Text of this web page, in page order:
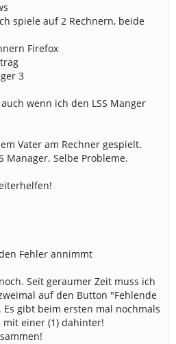
spiele auf 2 Rechnern, beide
Firefox
3
wenn ich den LSS Manger
Vater am Rechner gespielt.
Manager. Selbe Probleme.
Fehler annimmt
Seit geraumer Zeit muss ich
auf den Button "Fehlende
Es gibt beim ersten mal nochmals
einer (1) dahinter!